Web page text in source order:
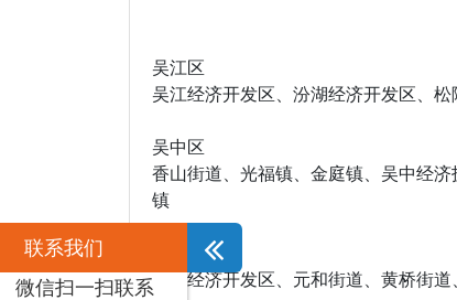
吴江区
吴江经济开发区、汾湖经济开发区、
吴中区
香山街道、光福镇、金庭镇、吴中经
镇
相城经济开发区、元和街道、黄桥街
联系我们
微信扫一扫联系